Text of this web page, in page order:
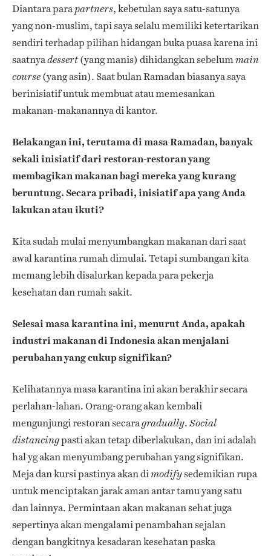
Diantara parapartners, kebetulan saya satu-satunya
yang non-muslim, tapi saya selalu memiliki ketertarikan
sendiri terhadap pilihan hidangan buka puasa karena ini
saatnyadessert(yang manis) dihidangkan sebelummain
course (yang asin). Saat bulan Ramadan biasanya saya
berinisiatif untuk membuat atau memesankan
makanan-makanannya di kantor.
Belakangan ini, terutama di masa Ramadan, banyak
sekali inisiatif dari restoran-restoran yang
membagikan makanan bagi mereka yang kurang
beruntung. Secara pribadi, inisiatif apa yang Anda
lakukan atau ikuti?
Kita sudah mulai menyumbangkan makanan dari saat
awal karantina rumah dimulai. Tetapi sumbangan kita
memang lebih disalurkan kepada para pekerja
kesehatan dan rumah sakit.
Selesai masa karantina ini, menurut Anda, apakah
industri makanan di Indonesia akan menjalani
perubahan yang cukup signifikan?
Kelihatannya masa karantina ini akan berakhir secara
perlahan-lahan. Orang-orang akan kembali
mengunjungi restoran secaragradually. Social
distancingpasti akan tetap diberlakukan, dan ini adalah
hal yg akan menyumbang perubahan yang signifikan.
Meja dan kursi pastinya akan dimodifysedemikian rupa
untuk menciptakan jarak aman antar tamu yang satu
dan lainnya. Permintaan akan makanan sehat juga
sepertinya akan mengalami penambahan sejalan
dengan bangkitnya kesadaran kesehatan paska